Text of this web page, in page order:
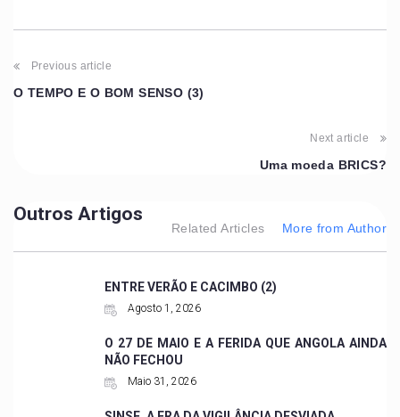
Previous article
O TEMPO E O BOM SENSO (3)
Next article
Uma moeda BRICS?
Outros Artigos
Related Articles More from Author
ENTRE VERÃO E CACIMBO (2)
Agosto 1, 2026
O 27 DE MAIO E A FERIDA QUE ANGOLA AINDA
NÃO FECHOU
Maio 31, 2026